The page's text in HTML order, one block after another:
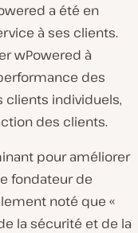
a été en
à ses clients.
wPowered à
des
clients individuels,
des clients.
pour améliorer
fondateur de
noté que «
la sécurité et de la